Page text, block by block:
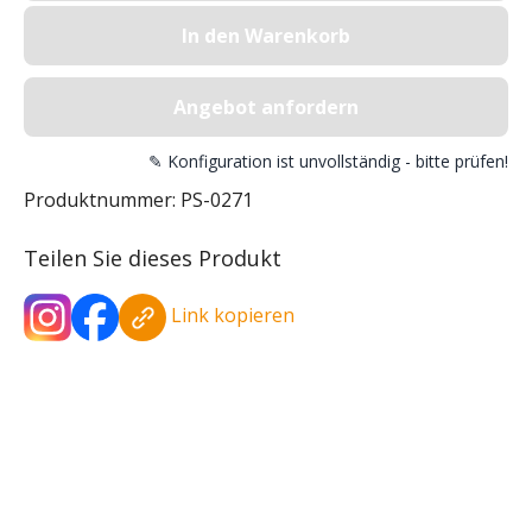
In den Warenkorb
Angebot anfordern
✎ Konfiguration ist unvollständig - bitte prüfen!
Produktnummer: PS-0271
Teilen Sie dieses Produkt
Link kopieren